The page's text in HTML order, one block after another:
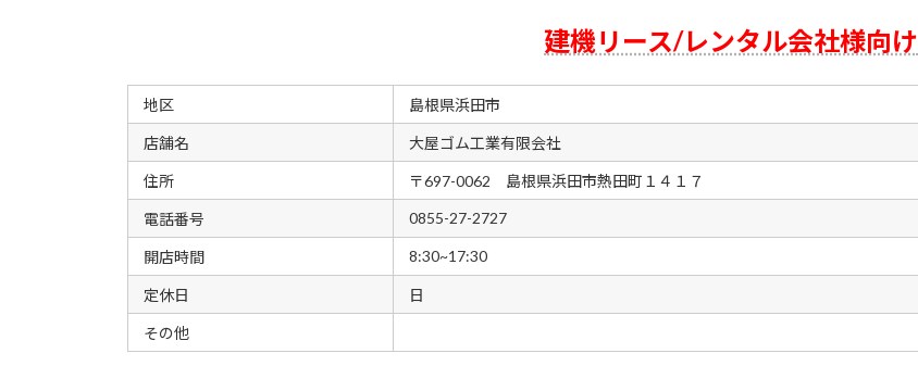
建機リース/レンタル会社様向け
地区 島根県浜田市
店舗名 大屋ゴム工業有限会社
住所 〒697-0062 島根県浜田市熱田町１４１７
電話番号 0855-27-2727
開店時間 8:30~17:30
定休日 日
その他